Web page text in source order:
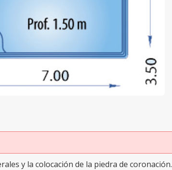
y la colocación de la piedra de coronación.